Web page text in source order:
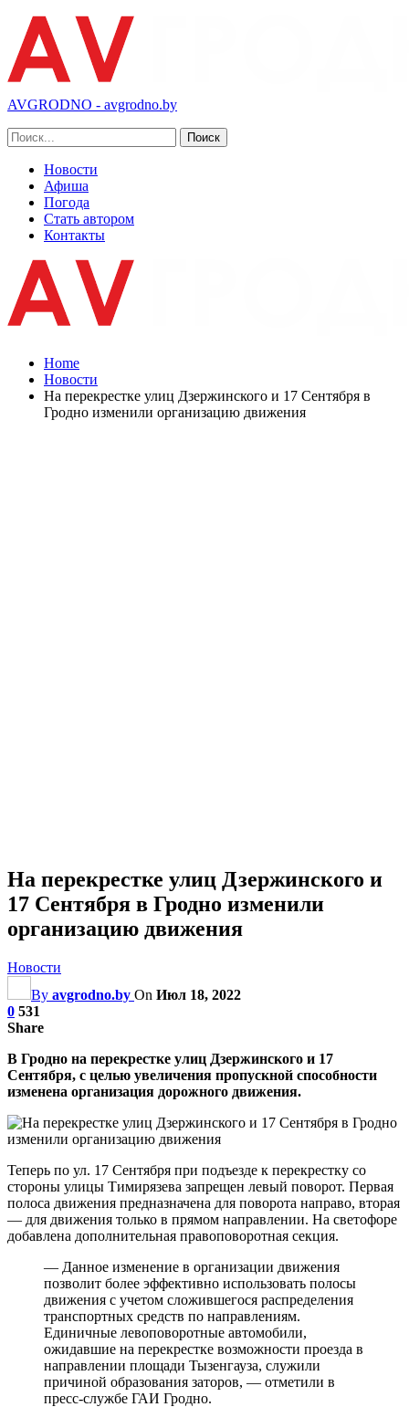
AVGRODNO - avgrodno.by
Новости
Афиша
Погода
Стать автором
Контакты
Home
Новости
На перекрестке улиц Дзержинского и 17 Сентября в
Гродно изменили организацию движения
На перекрестке улиц Дзержинского и
17 Сентября в Гродно изменили
организацию движения
Новости
By avgrodno.by On Июл 18, 2022
0 531
Share
В Гродно на перекрестке улиц Дзержинского и 17
Сентября, с целью увеличения пропускной способности
изменена организация дорожного движения.
Теперь по ул. 17 Сентября при подъезде к перекрестку со
стороны улицы Тимирязева запрещен левый поворот. Первая
полоса движения предназначена для поворота направо, вторая
— для движения только в прямом направлении. На светофоре
добавлена дополнительная правоповоротная секция.
— Данное изменение в организации движения
позволит более эффективно использовать полосы
движения с учетом сложившегося распределения
транспортных средств по направлениям.
Единичные левоповоротные автомобили,
ожидавшие на перекрестке возможности проезда в
направлении площади Тызенгауза, служили
причиной образования заторов, — отметили в
пресс-службе ГАИ Гродно.